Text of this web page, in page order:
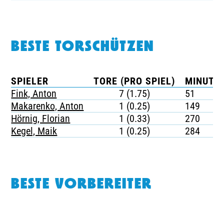
BESTE TORSCHÜTZEN
SPIELER TORE (PRO SPIEL)
Fink, Anton
7 (1.75)
51
Makarenko, Anton
1 (0.25)
149
Hörnig, Florian
1 (0.33)
270
Kegel, Maik
1 (0.25) 284
BESTE VORBEREITER